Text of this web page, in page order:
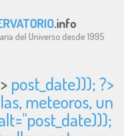
.info
del Universo desde 1995
post_date))); ?>
meteoros, un
post_date)));